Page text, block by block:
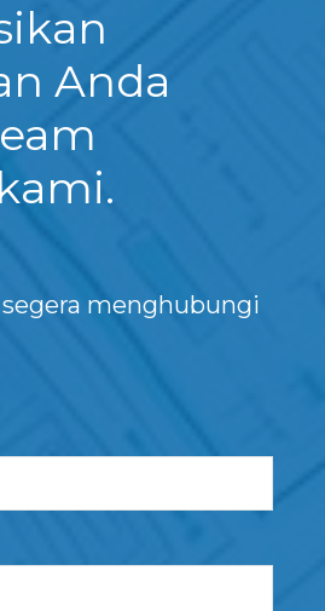
Anda
menghubungi